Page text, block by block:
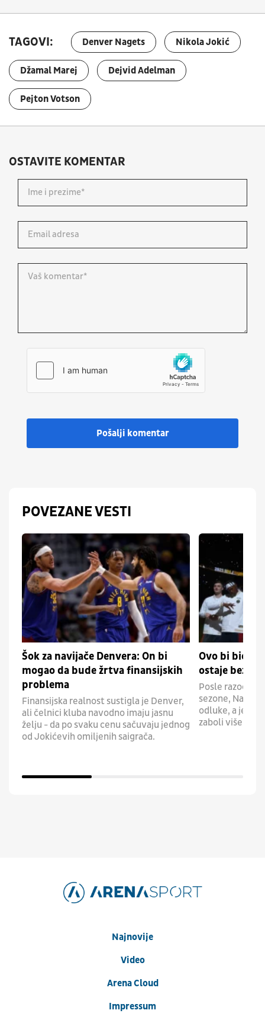
TAGOVI: Denver Nagets Nikola Jokić
Džamal Marej Dejvid Adelman
Pejton Votson
OSTAVITE KOMENTAR
Pošalji komentar
POVEZANE VESTI
Šok za navijače Denvera: On bi
mogao da bude žrtva finansijskih
problema
Finansijska realnost sustigla je Denver,
ali čelnici kluba navodno imaju jasnu
želju - da po svaku cenu sačuvaju jednog
od Jokićevih omiljenih saigrača.
Ovo bi bio
ostaje bez
Posle
sezone,
odluke, a jedna
zaboli više od
Najnovije
Video
Arena Cloud
Impressum